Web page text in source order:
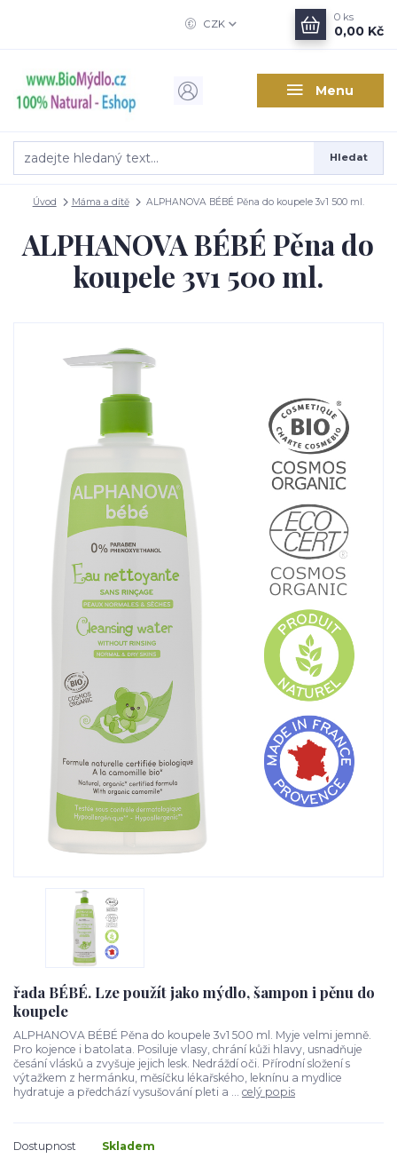
Menu
CZK
Hledat
0 ks
0,00 Kč
Úvod Máma a dítě ALPHANOVA BÉBÉ Pěna do koupele 3v1 500 ml.
ALPHANOVA BÉBÉ Pěna do
koupele 3v1 500 ml.
řada BÉBÉ. Lze použít jako mýdlo, šampon i pěnu do
koupele
ALPHANOVA BÉBÉ Pěna do koupele 3v1 500 ml. Myje velmi jemně.
Pro kojence i batolata. Posiluje vlasy, chrání kůži hlavy, usnadňuje
česání vlásků a zvyšuje jejich lesk. Nedráždí oči. Přírodní složení s
výtažkem z hermánku, měsíčku lékařského, leknínu a mydlice
hydratuje a předchází vysušování pleti a ... celý popis
Dostupnost Skladem